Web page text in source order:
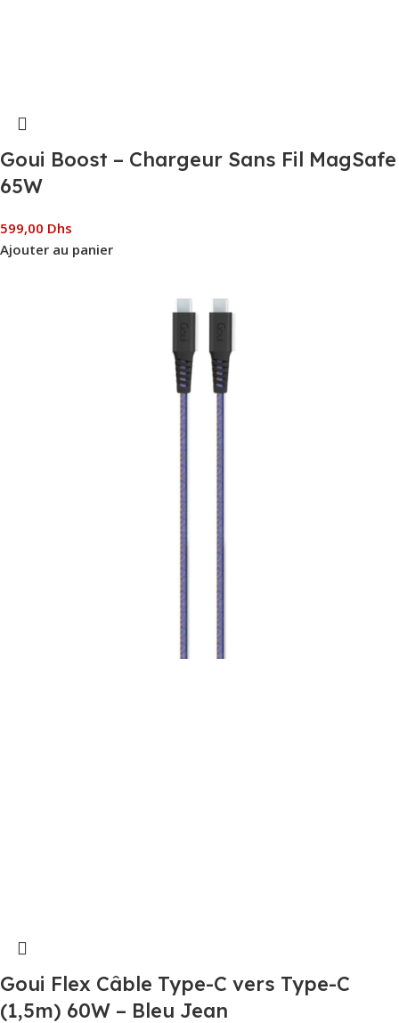
Goui Boost – Chargeur Sans Fil MagSafe
65W
599,00 Dhs
Ajouter au panier
Goui Flex Câble Type-C vers Type-C
(1,5m) 60W – Bleu Jean